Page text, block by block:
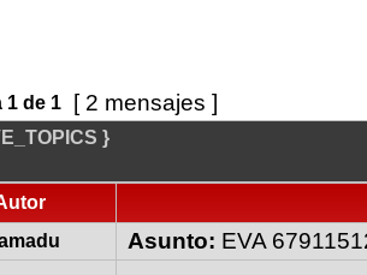
1de 1 [ 2 mensajes ]
}
Asunto: EVA